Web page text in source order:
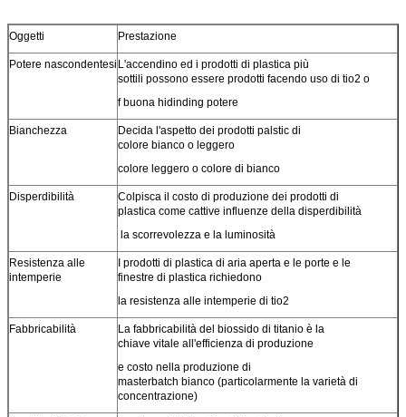
Oggetti Prestazione
Potere nascondentesi L'accendino ed i prodotti di plastica più
sottili possono essere prodotti facendo uso di tio2 o
f buona hidinding potere
Bianchezza
Decida l'aspetto dei prodotti palstic di
colore bianco o leggero
colore leggero o colore di bianco
Disperdibilità
Colpisca il costo di produzione dei prodotti di
plastica come cattive influenze della disperdibilità
la scorrevolezza e la luminosità
Resistenza alle
intemperie
I prodotti di plastica di aria aperta e le porte e le
finestre di plastica richiedono
la resistenza alle intemperie di tio2
Fabbricabilità
La fabbricabilità del biossido di titanio è la
chiave vitale all'efficienza di produzione
e costo nella produzione di
masterbatch bianco (particolarmente la varietà di
concentrazione)